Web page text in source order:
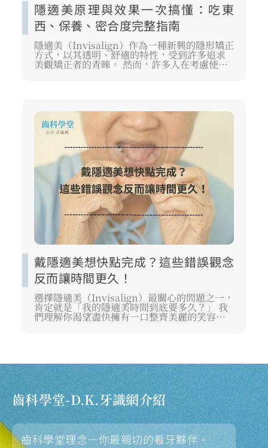
隱適美原理與效果一次搞懂：吃東
西、保養、密合度完整指南
隱適美（Invisalign）作為一種新興的隱形矯正
方式，以其透明、舒適的特性，受到許多追求
美觀矯正者的青睞。 然而，許多人在考慮使用
前，仍對「隱適美原理」和實際「隱適美效
將由專業醫師角度，為你深入解析隱適美原
理、影響隱適美效果的關鍵因素，並提供完整
的隱適美注意事項，幫助你全面了解這項數位
化矯正技術。
戴隱適美想快點完成？這些錯誤觀念
反而讓時間更久！
選擇隱適美（Invisalign）最關心的問題之一，
肯定就是「我的隱適美時間到底要多久？」 我
們理解你渴望盡快擁有一口整齊美麗的笑容，
但如果對矯正原理存在錯誤觀念，反而會讓療
我們將從專業角度，帶你徹底了解隱適美要戴
多久的計算方式、正確配戴標準，以及哪些錯
誤習慣會拖慢你的進度。
齒科學堂-D.K.牙識網介紹
齒科學堂理念—你最親切的看牙夥伴。